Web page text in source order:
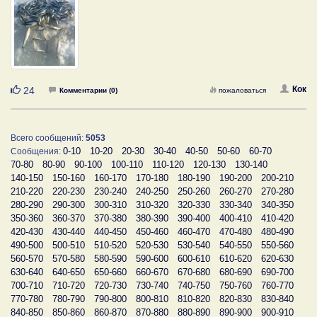
Нравится
24 Комментарии (0) Кок
пожаловаться
Всего сообщений: 5053
Сообщения: 0-10 10-20 20-30 30-40 40-50 50-60
60-70
70-80
80-90 90-100 100-110 110-120 120-130
130-140
140-150
150-160 160-170 170-180 180-190 190-200
200-210
210-220
220-230 230-240 240-250 250-260 260-270
270-280
280-290
290-300 300-310 310-320 320-330 330-340
340-350
350-360
360-370 370-380 380-390 390-400 400-410
410-420
420-430
430-440 440-450 450-460 460-470 470-480
480-490
490-500
500-510 510-520 520-530 530-540 540-550
550-560
560-570
570-580 580-590 590-600 600-610 610-620
620-630
630-640
640-650 650-660 660-670 670-680 680-690
690-700
700-710
710-720 720-730 730-740 740-750 750-760
760-770
770-780
780-790 790-800 800-810 810-820 820-830
830-840
840-850
850-860 860-870 870-880 880-890 890-900 900-910